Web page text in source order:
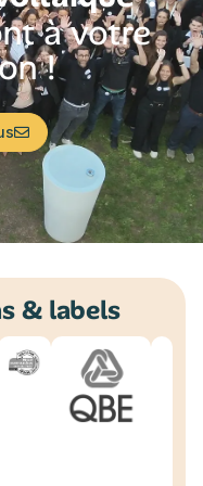
à votre
!
& labels